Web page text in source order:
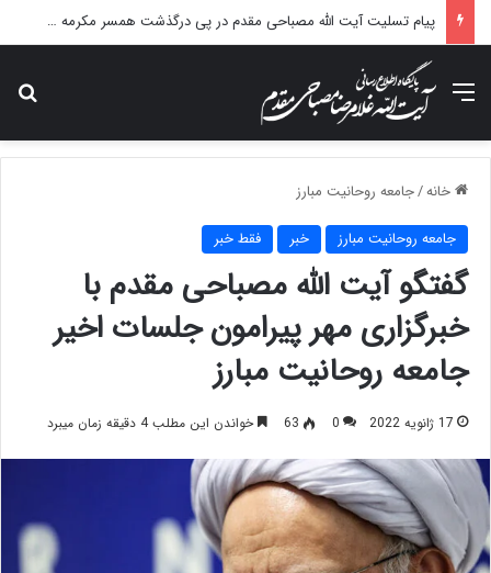
پیام تسلیت آیت الله مصباحی مقدم در پی درگذشت همسر مکرمه حضرت آیت‌الله العظمی سیستانی.
منو
خانه/جامعه روحانیت مبارز
جامعه روحانیت مبارز خبر فقط خبر
گفتگو آیت الله مصباحی مقدم با
خبرگزاری مهر پیرامون جلسات اخیر
جامعه روحانیت مبارز
17 ژانویه 2022 0
63 خواندن این مطلب 4 دقیقه زمان میبرد